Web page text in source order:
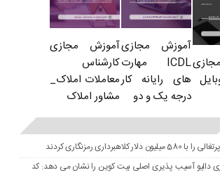
آموزش مجازی
ICDL مهارت
های رایانه کار
درجه یک و دو
آموزش مجازی
کارشناس
معاملات املاک_
مشاور املاک
رمزنگاری کردند
ری دالیو آسیب پذیری اصلی بیت کوین را نشان می دهد: کد